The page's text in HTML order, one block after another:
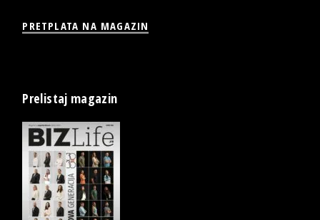
PRETPLATA NA MAGAZIN
Prelistaj magazin